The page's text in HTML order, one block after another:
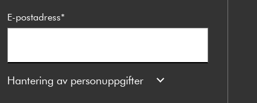
E-postadress*
Hantering av personuppgifter